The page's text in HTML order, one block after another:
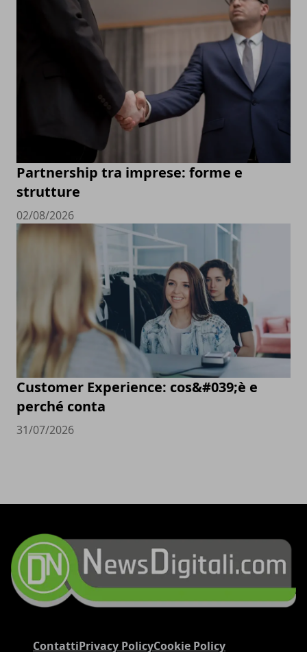
Partnership tra imprese: forme e
strutture
02/08/2026
Customer Experience: cos&#039;è e
perché conta
31/07/2026
ContattiPrivacy PolicyCookie Policy